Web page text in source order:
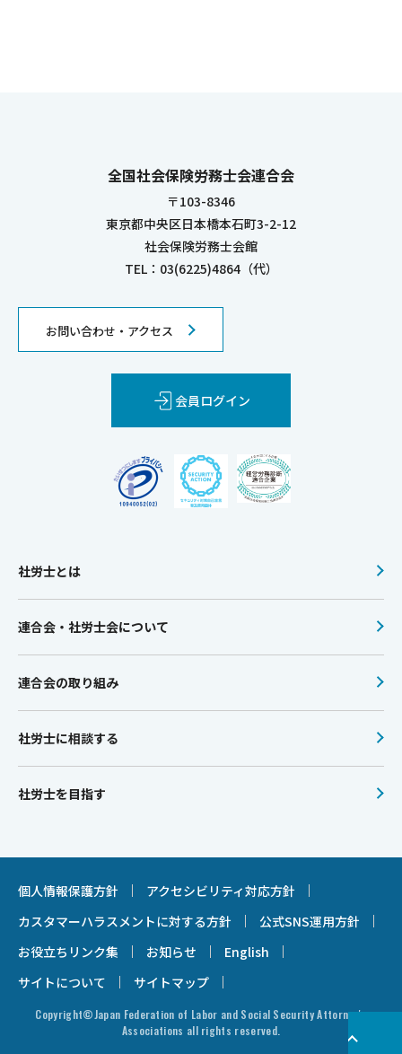
全国社会保険労務士会連合会
〒103-8346
東京都中央区日本橋本石町3-2-12
社会保険労務士会館
TEL：03(6225)4864（代）
お問い合わせ・アクセス
会員ログイン
社労士とは
連合会・社労士会について
連合会の取り組み
社労士に相談する
社労士を目指す
個人情報保護方針
アクセシビリティ対応方針
カスタマーハラスメントに対する方針
公式SNS運用方針
お役立ちリンク集
お知らせ
English
サイトについて
サイトマップ
Copyright©Japan Federation of Labor and Social Security Attorney's
Associations all rights reserved.